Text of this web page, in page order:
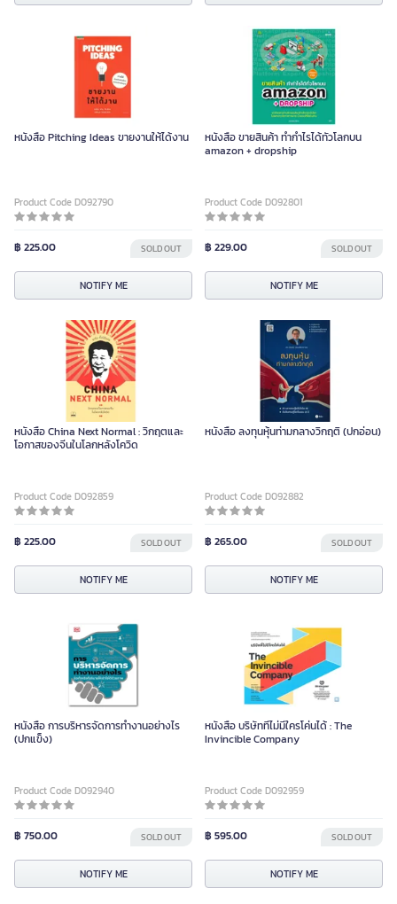
หนังสือ Pitching Ideas ขายงานให้ได้งาน
Product Code D092790
฿ 225.00 SOLD OUT
NOTIFY ME
หนังสือ ขายสินค้า ทำกำไรได้ทั่วโลกบน
amazon + dropship
Product Code D092801
฿ 229.00 SOLD OUT
NOTIFY ME
หนังสือ China Next Normal : วิกฤตและ
โอกาสของจีนในโลกหลังโควิด
Product Code D092859
฿ 225.00 SOLD OUT
NOTIFY ME
หนังสือ ลงทุนหุ้นท่ามกลางวิกฤติ (ปกอ่อน)
Product Code D092882
฿ 265.00 SOLD OUT
NOTIFY ME
หนังสือ การบริหารจัดการทำงานอย่างไร
(ปกแข็ง)
Product Code D092940
฿ 750.00 SOLD OUT
NOTIFY ME
หนังสือ บริษัทที่ไม่มีใครโค่นได้ : The
Invincible Company
Product Code D092959
฿ 595.00 SOLD OUT
NOTIFY ME